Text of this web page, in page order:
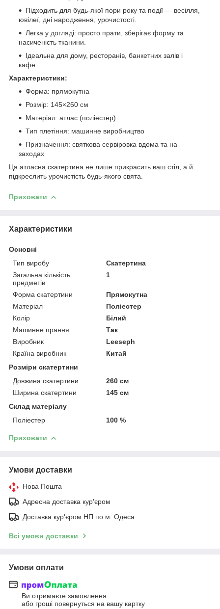
Підходить для будь-якої пори року та події — весілля,
ювілеї, дні народження, урочистості.
Легка у догляді: просто прати, зберігає форму та
насиченість тканини.
Ідеальна для дому, ресторанів, банкетних залів і
кафе.
Характеристики:
Форма: прямокутна
Розмір: 145×260 см
Матеріал: атлас (поліестер)
Тип плетіння: машинне виробництво
Призначення: святкова сервіровка вдома та на
заходах
Ця атласна скатертина не лише прикрасить ваш стіл, а й
підкреслить урочистість будь-якого свята.
Приховати
Характеристики
Основні
Тип виробу
Скатертина
Загальна кількість
предметів
1
Форма скатертини
Прямокутна
Матеріал
Поліестер
Колір
Білий
Машинне прання
Так
Виробник
Leeseph
Країна виробник
Китай
Розміри скатертини
Довжина скатертини
260 см
Ширина скатертини
145 см
Склад матеріалу
Поліестер
100 %
Приховати
Умови доставки
Нова Пошта
Адресна доставка кур'єром
Доставка кур'єром НП по м. Одеса
Всі умови доставки
Умови оплати
Ви отримаєте замовлення
або гроші повернуться на вашу картку